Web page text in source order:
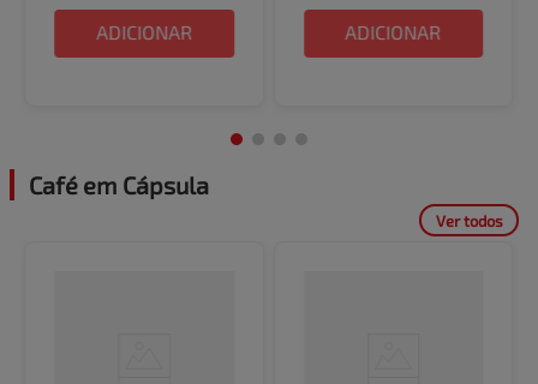
ADICIONAR ADICIONAR
Café em Cápsula
Ver todos